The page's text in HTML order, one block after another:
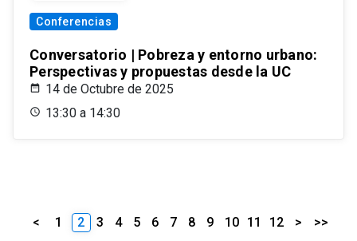
Conferencias
Conversatorio | Pobreza y entorno urbano:
Perspectivas y propuestas desde la UC
14 de Octubre de 2025
13:30 a 14:30
< 1 2 3 4 5 6 7 8 9 10 11 12 > >>